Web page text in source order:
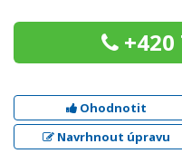
+420
Ohodnotit
Navrhnout úpravu